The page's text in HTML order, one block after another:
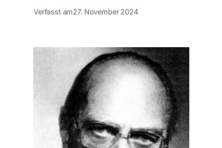
Verfasst am27. November 2024